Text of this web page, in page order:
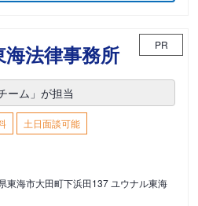
法律事務所 PR
ーム」が担当
土日面談可能
東海市大田町下浜田137 ユウナル東海